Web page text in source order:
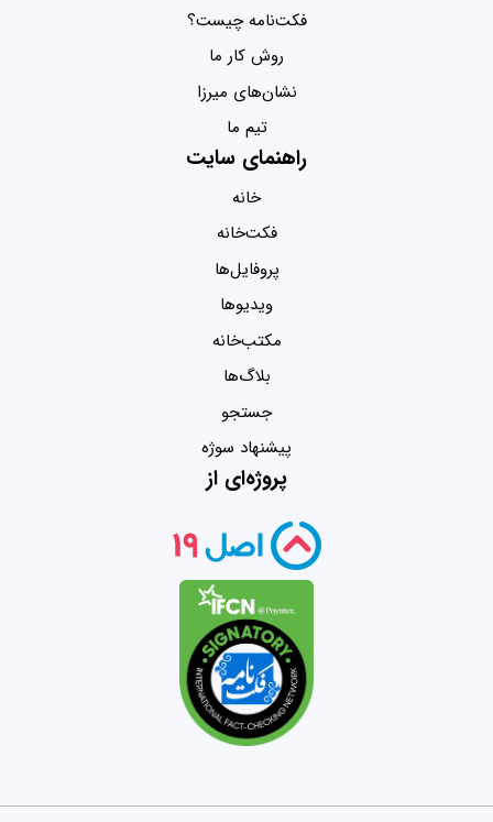
فکت‌نامه چیست؟
روش کار ما
نشان‌های میرزا
تیم ما
راهنمای سایت
خانه
فکت‌خانه
پروفایل‌ها
ویدیو‌ها
مکتب‌خانه
بلاگ‌ها
جستجو
پیشنهاد سوژه
پروژه‌ای از